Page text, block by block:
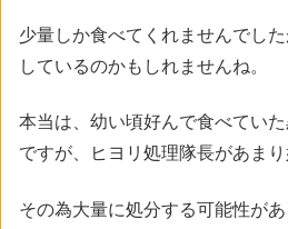
少量しか食べてくれませんでし
しているのかもしれませんね。
本当は、幼い頃好んで食べてい
ですが、ヒヨリ処理隊長があまり
その為大量に処分する可能性が